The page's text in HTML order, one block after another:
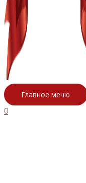
Главное меню
0